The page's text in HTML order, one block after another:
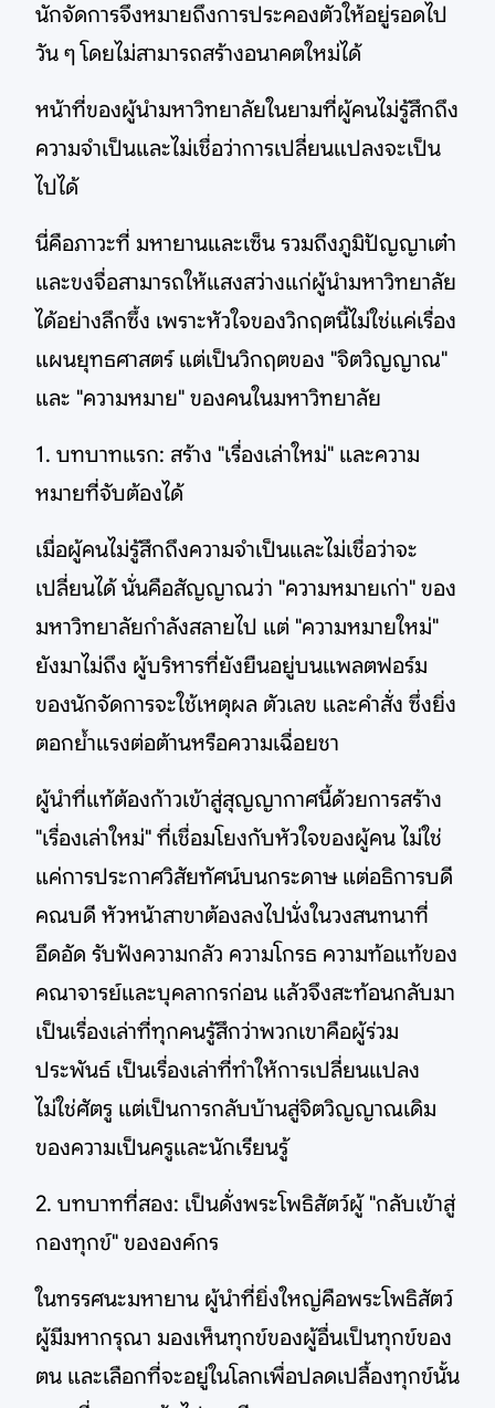
นักจัดการจึงหมายถึงการประคองตัวให้อยู่รอดไป
วัน ๆ โดยไม่สามารถสร้างอนาคตใหม่ได้
หน้าที่ของผู้นำมหาวิทยาลัยในยามที่ผู้คนไม่รู้สึกถึง
ความจำเป็นและไม่เชื่อว่าการเปลี่ยนแปลงจะเป็น
ไปได้
นี่คือภาวะที่ มหายานและเซ็น รวมถึงภูมิปัญญาเต๋า
และขงจื่อสามารถให้แสงสว่างแก่ผู้นำมหาวิทยาลัย
ได้อย่างลึกซึ้ง เพราะหัวใจของวิกฤตนี้ไม่ใช่แค่เรื่อง
แผนยุทธศาสตร์ แต่เป็นวิกฤตของ "จิตวิญญาณ"
และ "ความหมาย" ของคนในมหาวิทยาลัย
1. บทบาทแรก: สร้าง "เรื่องเล่าใหม่" และความ
หมายที่จับต้องได้
เมื่อผู้คนไม่รู้สึกถึงความจำเป็นและไม่เชื่อว่าจะ
เปลี่ยนได้ นั่นคือสัญญาณว่า "ความหมายเก่า" ของ
มหาวิทยาลัยกำลังสลายไป แต่ "ความหมายใหม่"
ยังมาไม่ถึง ผู้บริหารที่ยังยืนอยู่บนแพลตฟอร์ม
ของนักจัดการจะใช้เหตุผล ตัวเลข และคำสั่ง ซึ่งยิ่ง
ตอกย้ำแรงต่อต้านหรือความเฉื่อยชา
ผู้นำที่แท้ต้องก้าวเข้าสู่สุญญากาศนี้ด้วยการสร้าง
"เรื่องเล่าใหม่" ที่เชื่อมโยงกับหัวใจของผู้คน ไม่ใช่
แค่การประกาศวิสัยทัศน์บนกระดาษ แต่อธิการบดี
คณบดี หัวหน้าสาขาต้องลงไปนั่งในวงสนทนาที่
อึดอัด รับฟังความกลัว ความโกรธ ความท้อแท้ของ
คณาจารย์และบุคลากรก่อน แล้วจึงสะท้อนกลับมา
เป็นเรื่องเล่าที่ทุกคนรู้สึกว่าพวกเขาคือผู้ร่วม
ประพันธ์ เป็นเรื่องเล่าที่ทำให้การเปลี่ยนแปลง
ไม่ใช่ศัตรู แต่เป็นการกลับบ้านสู่จิตวิญญาณเดิม
ของความเป็นครูและนักเรียนรู้
2. บทบาทที่สอง: เป็นดั่งพระโพธิสัตว์ผู้ "กลับเข้าสู่
กองทุกข์" ขององค์กร
ในทรรศนะมหายาน ผู้นำที่ยิ่งใหญ่คือพระโพธิสัตว์
ผู้มีมหากรุณา มองเห็นทุกข์ของผู้อื่นเป็นทุกข์ของ
ตน และเลือกที่จะอยู่ในโลกเพื่อปลดเปลื้องทุกข์นั้น